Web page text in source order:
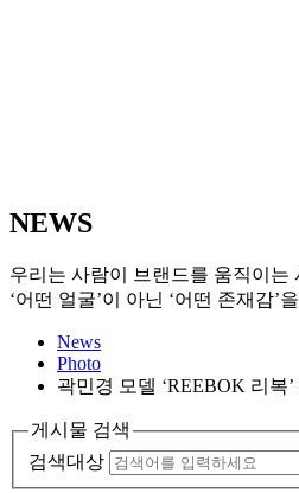
NEWS
우리는 사람이 브랜드를 움직이는
‘어떤 얼굴’이 아닌 ‘어떤 존재감’
News
Photo
곽민경 모델 ‘REEBOK 리복
게시물 검색
검색대상